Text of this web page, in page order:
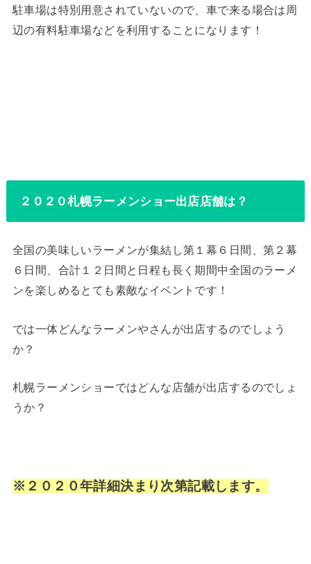
駐車場は特別用意されていないので、車で来る場合は周
辺の有料駐車場などを利用することになります！
２０２０札幌ラーメンショー出店店舗は？
全国の美味しいラーメンが集結し第１幕６日間、第２幕
６日間、合計１２日間と日程も長く期間中全国のラーメ
ンを楽しめるとても素敵なイベントです！
では一体どんなラーメンやさんが出店するのでしょう
か？
札幌ラーメンショーではどんな店舗が出店するのでしょ
うか？
※２０２０年詳細決まり次第記載します。